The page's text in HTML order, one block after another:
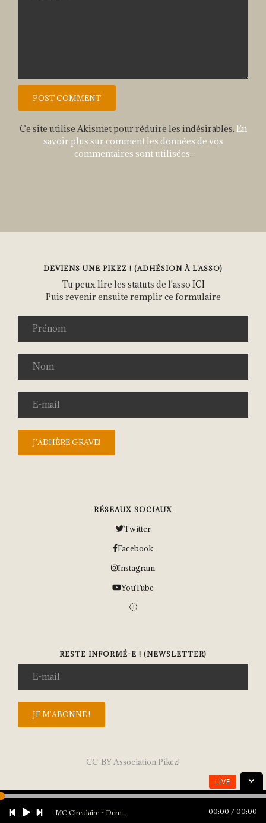
Ce site utilise Akismet pour réduire les indésirables. En
savoir plus sur comment les données de vos
commentaires sont utilisées.
DEVIENS UNE PIKEZ ! (ADHÉSION À L’ASSO)
Tu peux lire les statuts de l'asso ICI
Puis revenir ensuite remplir ce formulaire
RÉSEAUX SOCIAUX
Twitter
Facebook
Instagram
YouTube
RESTE INFORMÉ-E ! (NEWSLETTER)
CC-BY Association Pikez!
MC Circulaire - Demain c'est trop tard 00:00 00:00
LIVE